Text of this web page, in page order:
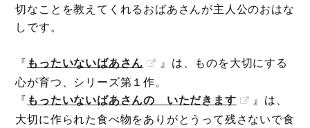
切なことを教えてくれるおばあさんが主人公のおはな
しです。
『 もったいないばあさん
』は、ものを大切にする
心が育つ、シリーズ第１作。
『 もったいないばあさんの いただきます
』は、
大切に作られた食べ物をありがとうって残さないで食